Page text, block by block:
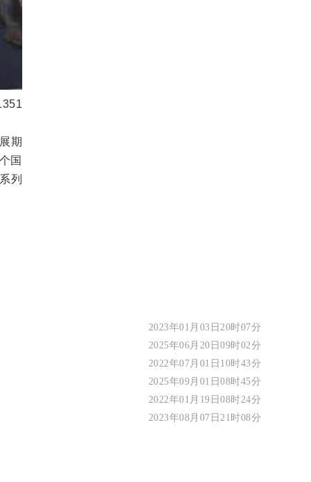
期
国
列
2023年01月03日20时07分
2025年06月20日09时02分
2022年07月01日10时43分
2025年09月01日08时45分
2022年01月19日08时24分
2023年08月07日21时08分